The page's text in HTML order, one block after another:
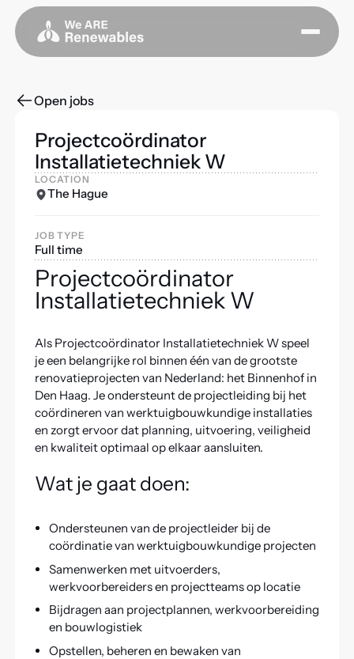
Open jobs
Projectcoördinator
Installatietechniek W
LOCATION
The Hague
JOB TYPE
Full time
Projectcoördinator
Installatietechniek W
Als Projectcoördinator Installatietechniek W speel
je een belangrijke rol binnen één van de grootste
renovatieprojecten van Nederland: het Binnenhof in
Den Haag. Je ondersteunt de projectleiding bij het
coördineren van werktuigbouwkundige installaties
en zorgt ervoor dat planning, uitvoering, veiligheid
en kwaliteit optimaal op elkaar aansluiten.
Wat je gaat doen:
Ondersteunen van de projectleider bij de
coördinatie van werktuigbouwkundige projecten
Samenwerken met uitvoerders,
werkvoorbereiders en projectteams op locatie
Bijdragen aan projectplannen, werkvoorbereiding
en bouwlogistiek
Opstellen, beheren en bewaken van